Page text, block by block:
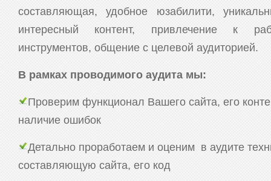
составляющая, удобное юзабилити,
интересный контент, привлечение к
инструментов, общение с целевой аудиторией.
В рамках проводимого аудита мы:
Проверим функционал Вашего сайта, его
наличие ошибок
Детально проработаем и оценим в аудите
составляющую сайта, его код